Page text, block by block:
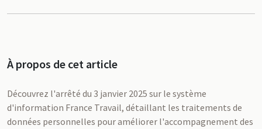
À propos de cet article
Découvrez l'arrêté du 3 janvier 2025 sur le système
d'information France Travail, détaillant les traitements de
données personnelles pour améliorer l'accompagnement des